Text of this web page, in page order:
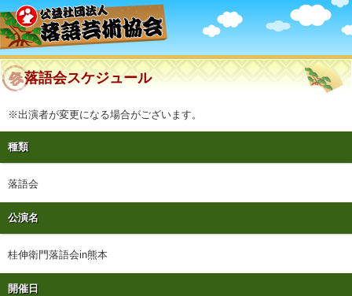
落語会スケジュール
※出演者が変更になる場合がございます。
種類
落語会
公演名
桂伸衛門落語会in熊本
開催日